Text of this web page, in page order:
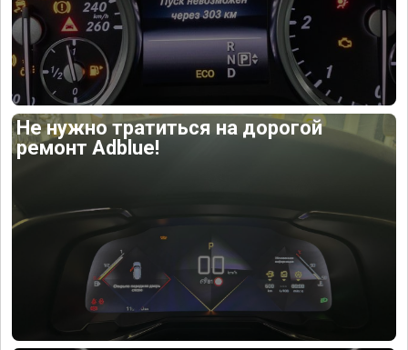
Не нужно тратиться на дорогой
ремонт Adblue!